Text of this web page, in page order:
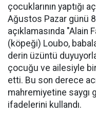
çocuklarının yaptığı
Ağustos Pazar günü
açıklamasında "Alain
(köpeği) Loubo,
derin üzüntü
çocuğu ve ailesiyle
etti. Bu son derece
mahremiyetine saygı
ifadelerini kullandı.